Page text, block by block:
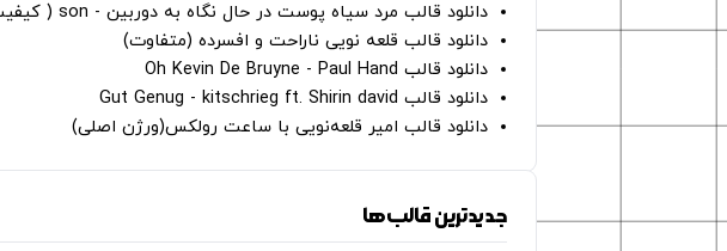
دانلود قالب مرد سیاه پوست در حال نگاه به دوربین - son ( کیفیت بیشتر )
دانلود قالب قلعه نویی ناراحت و افسرده (متفاوت)
دانلود قالب Oh Kevin De Bruyne - Paul Hand
دانلود قالب Gut Genug - kitschrieg ft. Shirin david
دانلود قالب امیر قلعه‌نویی با ساعت رولکس(ورژن اصلی)
جدیدترین قالب‌ها